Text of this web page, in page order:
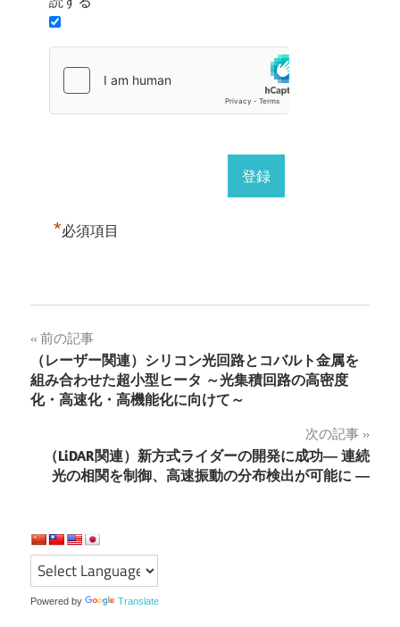
*必須項目
投
稿
ナ
ビ
ゲ
シ
ョ
前の記事
（レーザー関連）シリコン光回路とコバルト金属を
組み合わせた超小型ヒータ ～光集積回路の高密度
化・高速化・高機能化に向けて～
次の記事
（LiDAR関連）新方式ライダーの開発に成功― 連続
光の相関を制御、高速振動の分布検出が可能に ―
Powered by Translate